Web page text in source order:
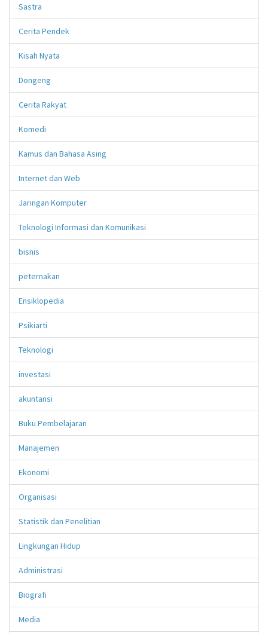
Sastra
Cerita Pendek
Kisah Nyata
Dongeng
Cerita Rakyat
Komedi
Kamus dan Bahasa Asing
Internet dan Web
Jaringan Komputer
Teknologi Informasi dan Komunikasi
bisnis
peternakan
Ensiklopedia
Psikiarti
Teknologi
investasi
akuntansi
Buku Pembelajaran
Manajemen
Ekonomi
Organisasi
Statistik dan Penelitian
Lingkungan Hidup
Administrasi
Biografi
Media